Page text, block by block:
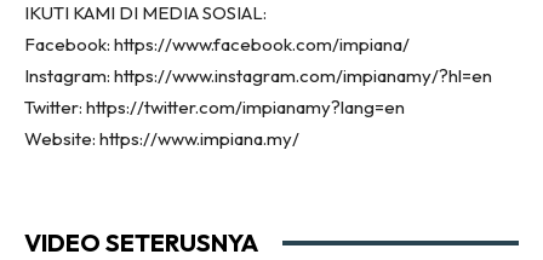
Buat Sendiri
Ilham Impiana
Ilham Impiana 360
Casa Impiana
IKUTI KAMI DI MEDIA SOSIAL:
Facebook: https://www.facebook.com/impiana/
Instagram: https://www.instagram.com/impianamy/?hl=en
Twitter: https://twitter.com/impianamy?lang=en
Website: https://www.impiana.my/
VIDEO SETERUSNYA